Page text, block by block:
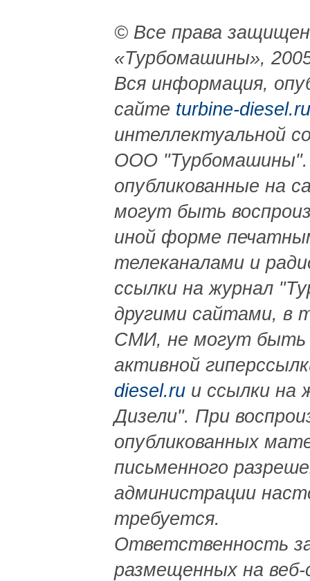
© Все права
«Турбомашины»,
Вся информация,
сайте turbine-diesel.ru
интеллектуальной
ООО "Турбомашины".
опубликованные на
могут быть
иной форме
телеканалами и
ссылки на журнал
другими сайтами, в
СМИ, не могут быть
активной
diesel.ru и ссылки на
Дизели". При
опубликованных
письменного
администрации
требуется.
Ответственность
размещенных на